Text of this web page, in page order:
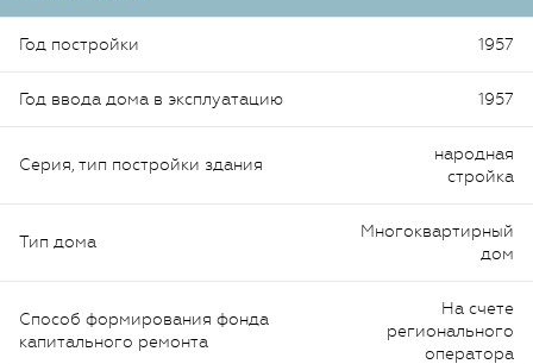
Год постройки 1957
Год ввода дома в эксплуатацию 1957
Серия, тип постройки здания
народная
стройка
Тип дома
Многоквартирный
дом
Способ формирования фонда
капитального ремонта
На счете
регионального
оператора